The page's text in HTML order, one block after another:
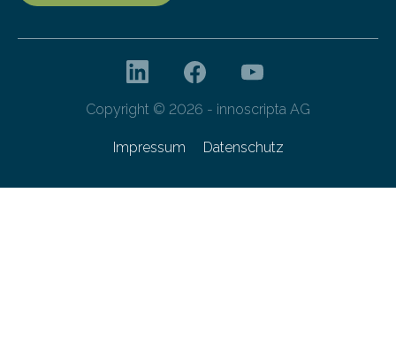
Copyright © 2026 - innoscripta AG
Impressum Datenschutz